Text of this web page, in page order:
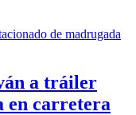
a tráiler
en carretera